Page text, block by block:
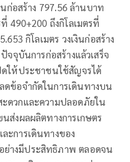
นก่อสร้าง 797.56 ล้านบาท
490+200 ถึงกิโลเมตรที่
กิโลเมตร วงเงินก่อสร้าง
จจุบันการก่อสร้างแล้วเสร็จ
ให้ประชาชนใช้สัญจรได้
ดข้อจำกัดในการเดินทางบน
ดวกและความปลอดภัยใน
ส่งผลผลิตทางการเกษตร
ะการเดินทางของ
างมีประสิทธิภาพ ตลอดจน